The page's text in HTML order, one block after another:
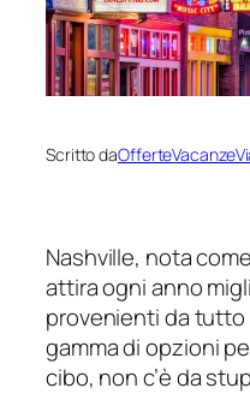
Scritto da
Nashville, nota
attira ogni anno
provenienti da tutto
gamma di opzioni
cibo, non c’è da